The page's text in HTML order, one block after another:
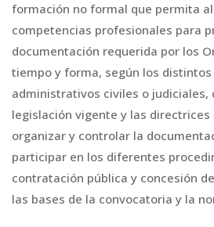
formación no formal que permita
competencias profesionales para
documentación requerida por los
tiempo y forma, según los
administrativos civiles o judiciales,
legislación vigente y las
organizar y controlar la
participar en los diferentes
contratación pública y concesión
las bases de la convocatoria y la